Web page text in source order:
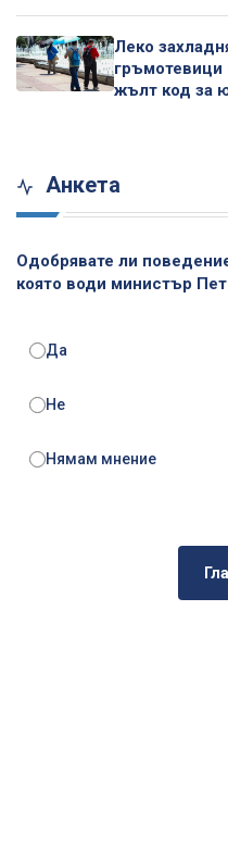
Леко
гръмотевици
жълт код за
Анкета
Одобрявате ли
която води министър
Да
Не
Нямам мнение